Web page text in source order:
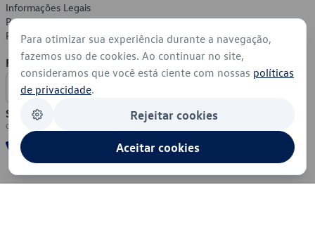
Informações Legais
Política de Privacidade
Política de Cookies
Formas de Pagamento
Segurança
Para otimizar sua experiência durante a navegação,
fazemos uso de cookies. Ao continuar no site,
consideramos que você está ciente com nossas políticas
de privacidade.
Rejeitar cookies
Aceitar cookies